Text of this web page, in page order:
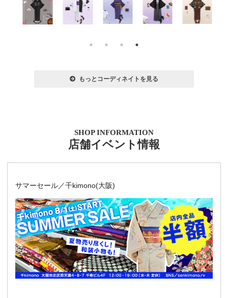
もっとコーディネイトを見る
SHOP INFORMATION
店舗イベント情報
サマーセール／千kimono(大阪)